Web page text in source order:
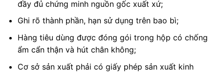
đầy đủ chứng minh nguồn gốc xuất xứ;
Ghi rõ thành phần, hạn sử dụng trên bao bì;
Hàng tiêu dùng được đóng gói trong hộp có chống
ẩm cẩn thận và hút chân không;
Cơ sở sản xuất phải có giấy phép sản xuất kinh